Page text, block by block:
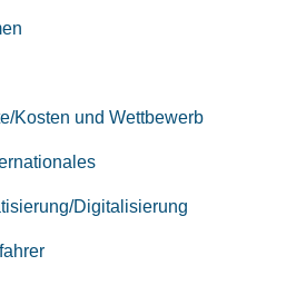
Kosten und Wettbewerb
Digitalisierung